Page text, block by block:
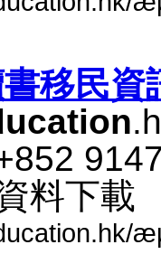
移民​
料​下​載